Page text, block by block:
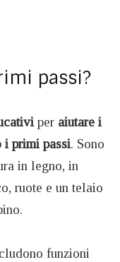
passi?
per aiutare i
i primi passi. Sono
in legno, in
ruote e un telaio
funzioni